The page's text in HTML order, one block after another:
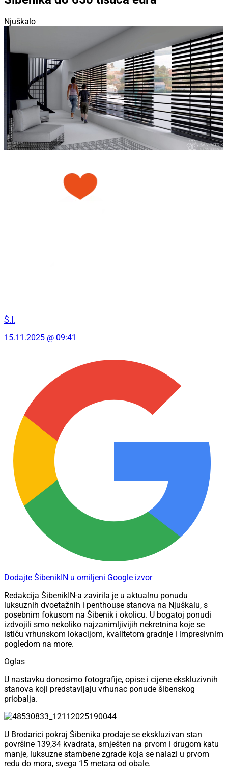
Njuškalo
Š.I.
15.11.2025 @ 09:41
Dodajte ŠibenikIN u omiljeni Google izvor
Redakcija ŠibenikIN-a zavirila je u aktualnu ponudu
luksuznih dvoetažnih i penthouse stanova na Njuškalu, s
posebnim fokusom na Šibenik i okolicu. U bogatoj ponudi
izdvojili smo nekoliko najzanimljivijih nekretnina koje se
ističu vrhunskom lokacijom, kvalitetom gradnje i impresivnim
pogledom na more.
Oglas
U nastavku donosimo fotografije, opise i cijene ekskluzivnih
stanova koji predstavljaju vrhunac ponude šibenskog
priobalja.
U Brodarici pokraj Šibenika prodaje se ekskluzivan stan
površine 139,34 kvadrata, smješten na prvom i drugom katu
manje, luksuzne stambene zgrade koja se nalazi u prvom
redu do mora, svega 15 metara od obale.